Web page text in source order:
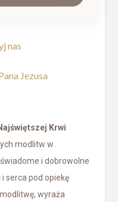
nas
Jezusa
Krwi
modlitw w
i dobrowolne
serca pod opiekę
wyraża